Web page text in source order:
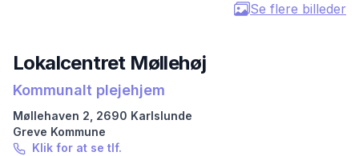
Se flere billeder
Lokalcentret Møllehøj
Kommunalt plejehjem
Møllehaven 2 2690 Karlslunde
Greve Kommune
Klik for at se tlf.